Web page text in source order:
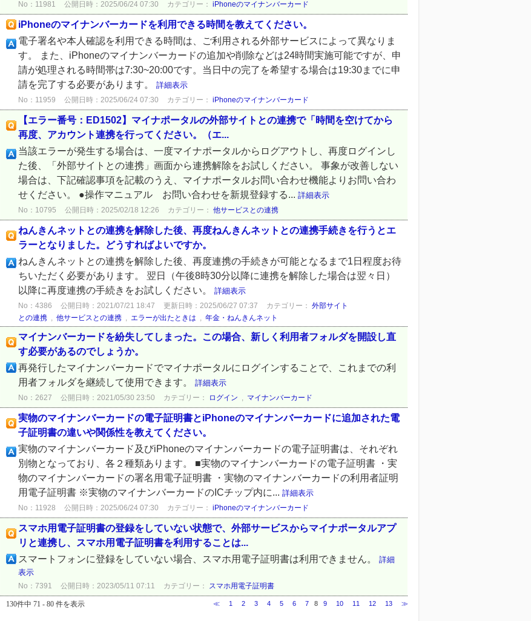
No：11981 公開日時：2025/06/24 07:30 カテゴリー： iPhoneのマイナンバーカード
iPhoneのマイナンバーカードを利用できる時間を教えてください。
電子署名や本人確認を利用できる時間は、ご利用される外部サービスによって異なりま
す。 また、iPhoneのマイナンバーカードの追加や削除などは24時間実施可能ですが、申
請が処理される時間帯は7:30~20:00です。当日中の完了を希望する場合は19:30までに申
請を完了する必要があります。 詳細表示
No：11959 公開日時：2025/06/24 07:30 カテゴリー： iPhoneのマイナンバーカード
【エラー番号：ED1502】マイナポータルの外部サイトとの連携で「時間を空けてから
再度、アカウント連携を行ってください。（エ...
当該エラーが発生する場合は、一度マイナポータルからログアウトし、再度ログインし
た後、「外部サイトとの連携」画面から連携解除をお試しください。 事象が改善しない
場合は、下記確認事項を記載のうえ、マイナポータルお問い合わせ機能よりお問い合わ
せください。 ●操作マニュアル お問い合わせを新規登録する... 詳細表示
No：10795 公開日時：2025/02/18 12:26 カテゴリー： 他サービスとの連携
ねんきんネットとの連携を解除した後、再度ねんきんネットとの連携手続きを行うとエ
ラーとなりました。どうすればよいですか。
ねんきんネットとの連携を解除した後、再度連携の手続きが可能となるまで1日程度お待
ちいただく必要があります。 翌日（午後8時30分以降に連携を解除した場合は翌々日）
以降に再度連携の手続きをお試しください。 詳細表示
No：4386 公開日時：2021/07/21 18:47 更新日時：2025/06/27 07:37 カテゴリー： 外部サイト
との連携 , 他サービスとの連携 , エラーが出たときは , 年金・ねんきんネット
マイナンバーカードを紛失してしまった。この場合、新しく利用者フォルダを開設し直
す必要があるのでしょうか。
再発行したマイナンバーカードでマイナポータルにログインすることで、これまでの利
用者フォルダを継続して使用できます。 詳細表示
No：2627 公開日時：2021/05/30 23:50 カテゴリー： ログイン , マイナンバーカード
実物のマイナンバーカードの電子証明書とiPhoneのマイナンバーカードに追加された電
子証明書の違いや関係性を教えてください。
実物のマイナンバーカード及びiPhoneのマイナンバーカードの電子証明書は、それぞれ
別物となっており、各２種類あります。 ■実物のマイナンバーカードの電子証明書 ・実
物のマイナンバーカードの署名用電子証明書 ・実物のマイナンバーカードの利用者証明
用電子証明書 ※実物のマイナンバーカードのICチップ内に... 詳細表示
No：11928 公開日時：2025/06/24 07:30 カテゴリー： iPhoneのマイナンバーカード
スマホ用電子証明書の登録をしていない状態で、外部サービスからマイナポータルアプ
リと連携し、スマホ用電子証明書を利用することは...
スマートフォンに登録をしていない場合、スマホ用電子証明書は利用できません。 詳細
表示
No：7391 公開日時：2023/05/11 07:11 カテゴリー： スマホ用電子証明書
130件中 71 - 80 件を表示 ≪ 1 2 3 4 5 6 7 8 9 10 11 12 13 ≫